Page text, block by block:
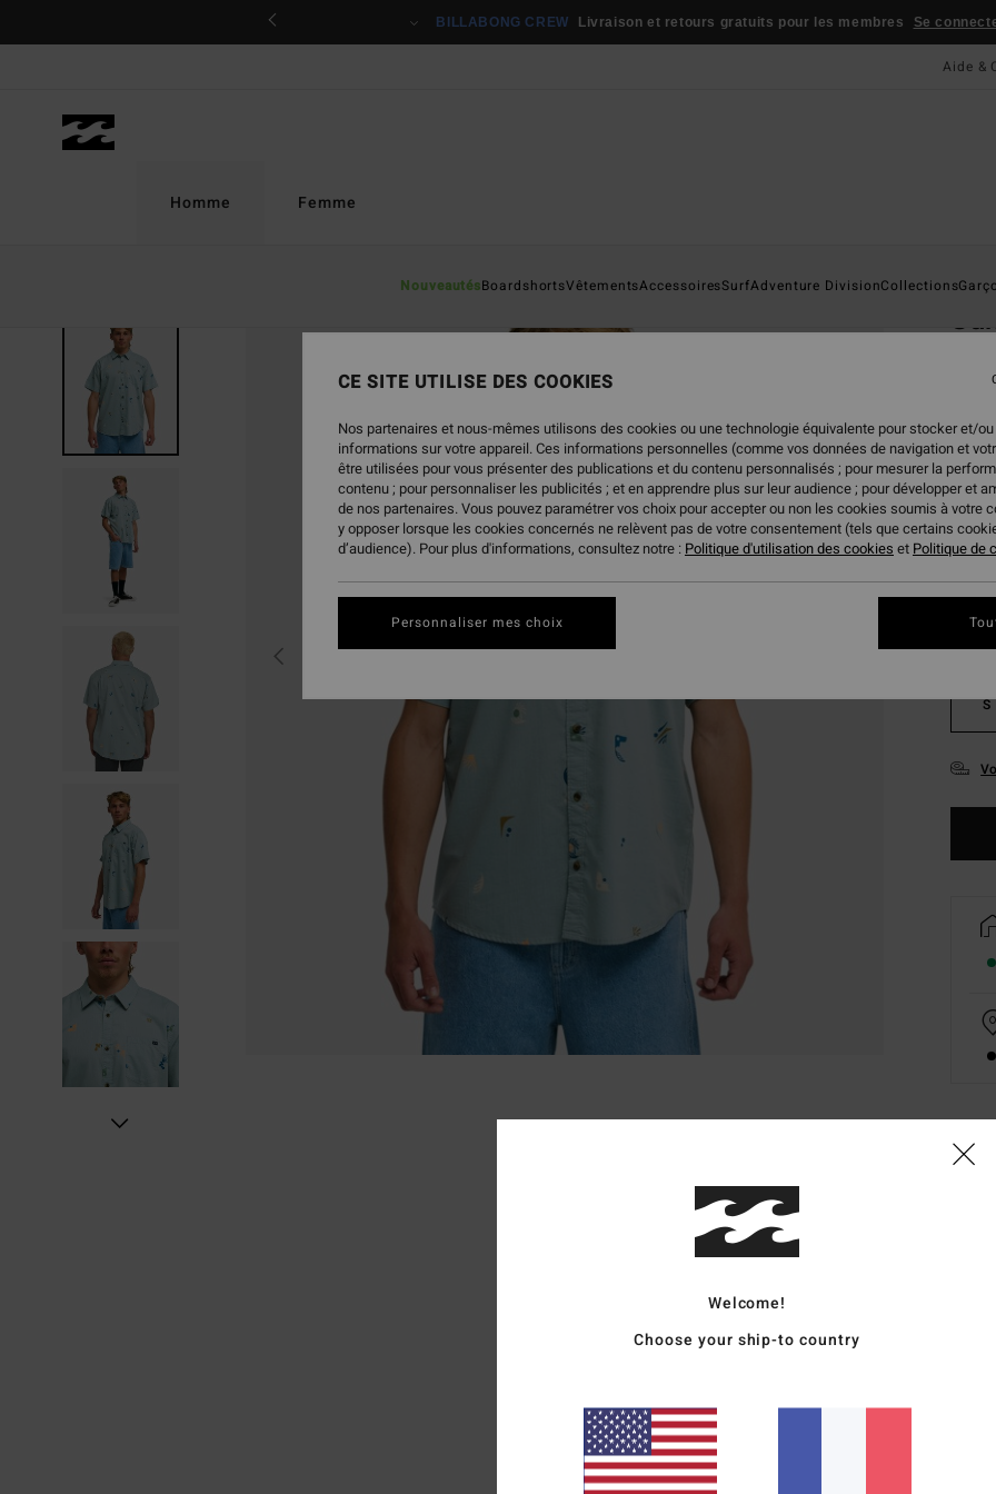
BILLABONG CREW Livraison et retours gratuits pour les membres Se
Aide &
Homme
NouveautésBoardshortsVêtementsAccessoiresSurfAdventure DivisionCollections
Femme
BONS
S
Welcome!
Choose your ship-to country
CE SITE UTILISE DES COOKIES
Nos partenaires et nous-mêmes utilisons des cookies ou une technologie équivalente pour stocker et/
informations sur votre appareil. Ces informations personnelles (comme vos données de navigation et
être utilisées pour vous présenter des publications et du contenu personnalisés ; pour mesurer la
contenu ; pour personnaliser les publicités ; et en apprendre plus sur leur audience ; pour développer et
de nos partenaires. Vous pouvez paramétrer vos choix pour accepter ou non les cookies soumis à votre
y opposer lorsque les cookies concernés ne relèvent pas de votre consentement (tels que certains
d’audience). Pour plus d'informations, consultez notre : Politique d'utilisation des cookies et Politique de
Personnaliser mes choix